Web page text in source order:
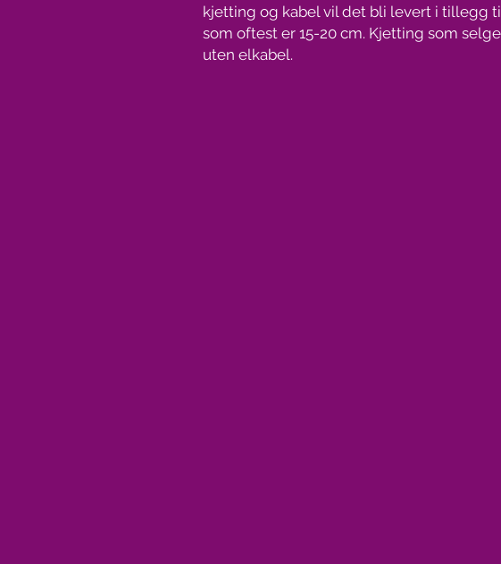
kjetting og kabel vil det bli levert i tillegg
som oftest er 15-20 cm. Kjetting som
uten elkabel.